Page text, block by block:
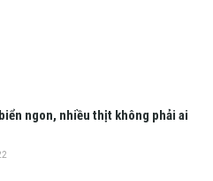
ngon, nhiều thịt không phải ai